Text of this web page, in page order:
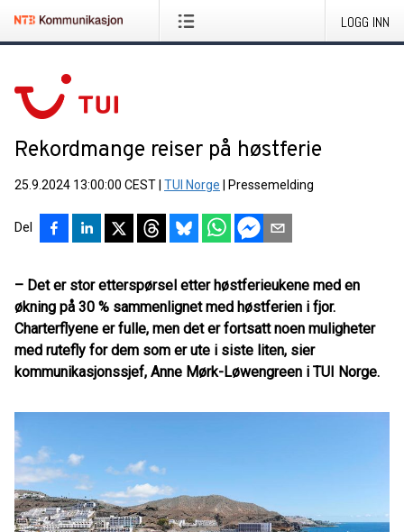
LOGG INN
Rekordmange reiser på høstferie
25.9.2024 13:00:00 CEST TUI Norge Pressemelding
Del
– Det er stor etterspørsel etter høstferieukene med en
økning på 30 % sammenlignet med høstferien i fjor.
Charterflyene er fulle, men det er fortsatt noen muligheter
med rutefly for dem som er ute i siste liten, sier
kommunikasjonssjef, Anne Mørk-Løwengreen i TUI Norge.